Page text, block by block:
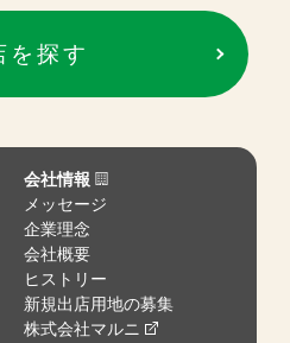
を探す
会社情報
メッセージ
企業理念
会社概要
ヒストリー
新規出店用地の募集
株式会社マルニ